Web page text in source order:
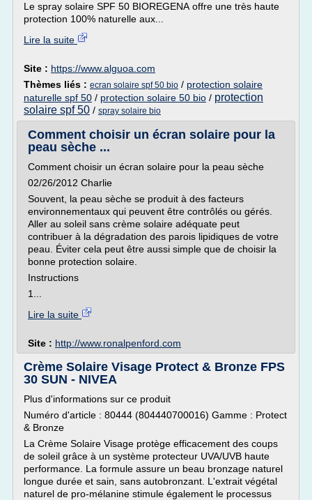
Le spray solaire SPF 50 BIOREGENA offre une très haute
protection 100% naturelle aux...
Lire la suite
Site : https://www.alguoa.com
Thèmes liés : ecran solaire spf 50 bio / protection solaire
naturelle spf 50 / protection solaire 50 bio / protection
solaire spf 50 / spray solaire bio
Comment choisir un écran solaire pour la
peau sèche ...
Comment choisir un écran solaire pour la peau sèche
02/26/2012 Charlie
Souvent, la peau sèche se produit à des facteurs
environnementaux qui peuvent être contrôlés ou gérés.
Aller au soleil sans crème solaire adéquate peut
contribuer à la dégradation des parois lipidiques de votre
peau. Éviter cela peut être aussi simple que de choisir la
bonne protection solaire.
Instructions
1...
Lire la suite
Site : http://www.ronalpenford.com
Crème Solaire Visage Protect & Bronze FPS
30 SUN - NIVEA
Plus d'informations sur ce produit
Numéro d'article : 80444 (804440700016) Gamme : Protect
& Bronze
La Crème Solaire Visage protège efficacement des coups
de soleil grâce à un système protecteur UVA/UVB haute
performance. La formule assure un beau bronzage naturel
longue durée et sain, sans autobronzant. L'extrait végétal
naturel de pro-mélanine stimule également le processus